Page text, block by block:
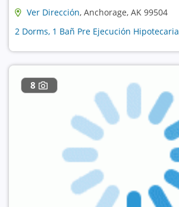
Ver Dirección, Anchorage, AK 99504
2 Dorms, 1 Bañ Pre Ejecución Hipotecaria
8